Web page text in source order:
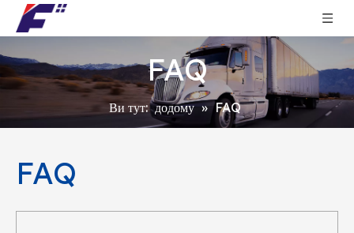
FAQ
Ви тут: додому » FAQ
FAQ